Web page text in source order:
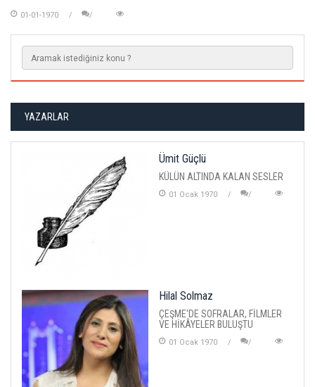
01-01-1970
YAZARLAR
Ümit Güçlü
KÜLÜN ALTINDA KALAN SESLER
01 Ocak 1970
Hilal Solmaz
ÇEŞME'DE SOFRALAR, FİLMLER
VE HİKÂYELER BULUŞTU
01 Ocak 1970